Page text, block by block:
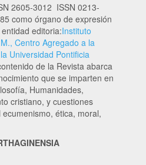
2605-3012 ISSN 0213-
como órgano de expresión
editoria:Instituto
Centro Agregado a la
Universidad Pontificia
de la Revista abarca
que se imparten en
Humanidades,
cristiano, y cuestiones
ética, moral,